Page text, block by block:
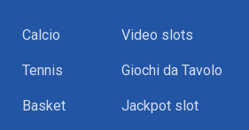
Calcio
Tennis
Basket
Video slots
Giochi da Tavolo
Jackpot slot